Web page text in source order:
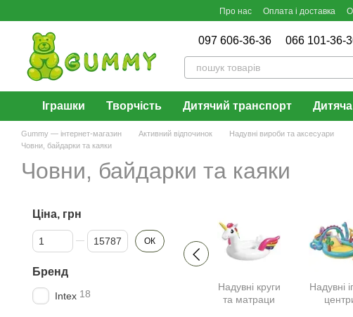
Про нас Оплата і доставка
097 606-36-36 066 101-36-
Іграшки Творчість Дитячий транспорт Дитяча
Gummy — інтернет-магазин Активний відпочинок
Надувні вироби та аксесуари
Човни, байдарки та каяки
Човни, байдарки та каяки
Надувні круги
та матраци
Надувні
Ціна, грн
Від Ціна, грн
До Ціна, грн ОК
Бренд
Intex 18